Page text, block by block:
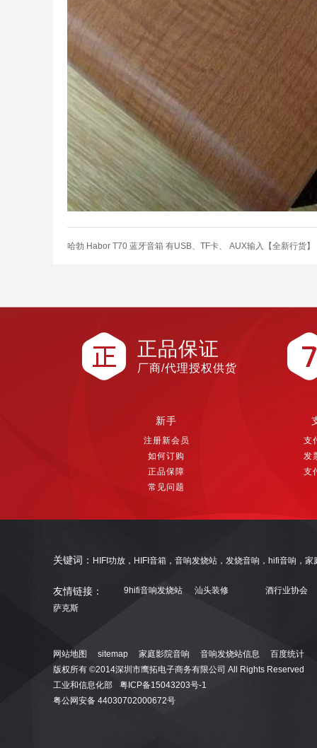
哈勃 Habor T70 蓝牙音箱 有USB、TF卡、 AUX输入【全新行货】
正品保证
厂商/代理授权供货
新手
注册新会员
如何订购
正品保障
常见问题
支
发
支
关键词： HIFI功放，HIFI音箱，音响发烧站，发烧音响，hifi音响，
友情链接： 9hifi音响发烧站 汕头装修
酒行业协会
萨克斯
网站地图 sitemap 家庭影院音响 音响发烧站信息
百度统计
版权所有 ©2014深圳市鹰拓电子商务有限公司 All Rights Reserved
工业和信息化部
粤ICP备15043203号-1
粤公网安备 44030702000672号